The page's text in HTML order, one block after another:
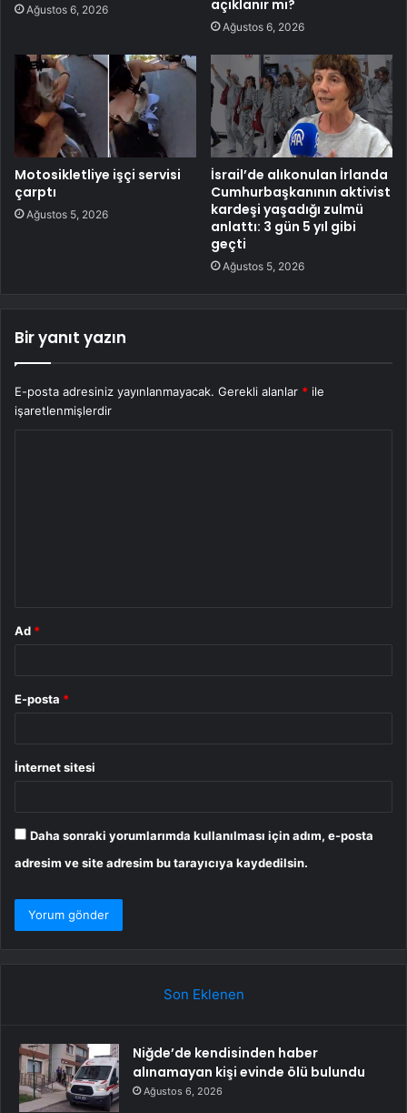
Ağustos 6, 2026 açıklanır mı?
Ağustos 6, 2026
Motosikletliye işçi servisi
çarptı
Ağustos 5, 2026
İsrail’de alıkonulan İrlanda
Cumhurbaşkanının aktivist
kardeşi yaşadığı zulmü
anlattı: 3 gün 5 yıl gibi
geçti
Ağustos 5, 2026
Bir yanıt yazın
E-posta adresiniz yayınlanmayacak. Gerekli alanlar * ile
işaretlenmişlerdir
Ad *
E-posta *
İnternet sitesi
Daha sonraki yorumlarımda kullanılması için adım, e-posta
adresim ve site adresim bu tarayıcıya kaydedilsin.
Son Eklenen
Niğde’de kendisinden haber
alınamayan kişi evinde ölü bulundu
Ağustos 6, 2026